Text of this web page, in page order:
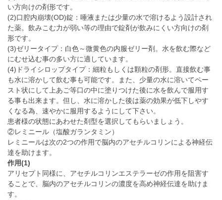
い方向けの剤形です。
(2)口腔内崩壊(OD)錠：唾液または少量の水で溶けるよう設計され
た薬。飲みこむ力が弱い等の理由で錠剤が飲みにくい方向けの剤
形です。
(3)ゼリータイプ：白色～微黄色の内服ゼリー剤。水を飲む際など
にむせ込む事の多い方に適しています。
(4)ドライシロップタイプ：細粒もしくは顆粒の剤形。直接飲む事
も水に溶かして飲む事も可能です。また、少量の水に溶いてペー
スト状にして上あご等口の中に塗りつけた後に水を飲んで服用す
る事も出来ます。但し、水に溶かした後は薬の効果が低下しやす
くなる為、速やかに服用するようにして下さい。
患者様の状態にあわせた剤型を選択してもらいましょう。
②レミニール（塩酸ガランタミン）
レミニールは次の2つの作用で脳内のアセチルコリンによる神経伝
達を助けます。
作用(1)
アリセプト同様に、アセチルコリンエステラーゼの作用を阻害す
ることで、脳内のアセチルコリンの濃度を高め神経伝達を助けま
す。